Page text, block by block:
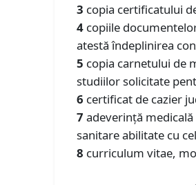
3 copia certificatului
4 copiile
atestă îndeplinirea
5 copia carnetului de
studiilor solicitate
6 certificat de cazier
7 adeverinţă
sanitare abilitate cu
8 curriculum vitae,